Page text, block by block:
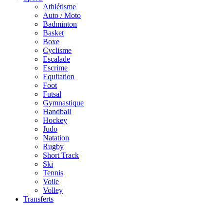
Athlétisme
Auto / Moto
Badminton
Basket
Boxe
Cyclisme
Escalade
Escrime
Equitation
Foot
Futsal
Gymnastique
Handball
Hockey
Judo
Natation
Rugby
Short Track
Ski
Tennis
Voile
Volley
Transferts